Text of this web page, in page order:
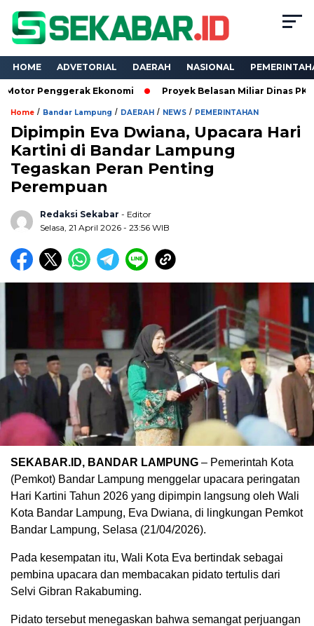
HOME ADVETORIAL DAERAH NASIONAL
Ekonomi Proyek Belasan Miliar Dinas PKPCK
Home / Bandar Lampung / DAERAH / NEWS / PEMERINTAHAN
Dipimpin Eva Dwiana, Upacara Hari
Kartini di Bandar Lampung
Tegaskan Peran Penting
Perempuan
Redaksi Sekabar - Editor
Selasa, 21 April 2026 - 23:56 WIB
SEKABAR.ID, BANDAR LAMPUNG – Pemerintah Kota
(Pemkot) Bandar Lampung menggelar upacara peringatan
Hari Kartini Tahun 2026 yang dipimpin langsung oleh Wali
Kota Bandar Lampung, Eva Dwiana, di lingkungan Pemkot
Bandar Lampung, Selasa (21/04/2026).
Pada kesempatan itu, Wali Kota Eva bertindak sebagai
pembina upacara dan membacakan pidato tertulis dari
Selvi Gibran Rakabuming.
Pidato tersebut menegaskan bahwa semangat perjuangan